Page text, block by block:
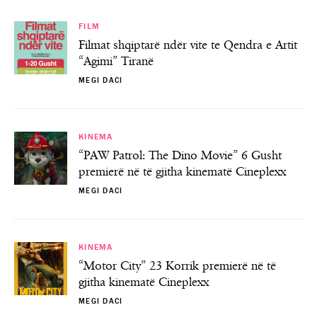
FILM
Filmat shqiptarë ndër vite te Qendra e Artit
“Agimi” Tiranë
MEGI DACI
KINEMA
“PAW Patrol: The Dino Movie” 6 Gusht
premierë në të gjitha kinematë Cineplexx
MEGI DACI
KINEMA
“Motor City” 23 Korrik premierë në të
gjitha kinematë Cineplexx
MEGI DACI